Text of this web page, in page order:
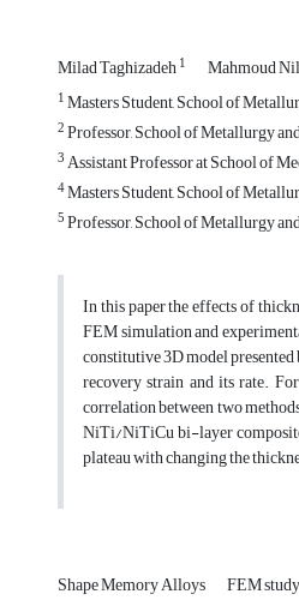
Milad Taghizadeh1 Mahmoud
1Masters Student, School of
2Professor, School of Metallurgy
3Assistant Professor at School of
4Masters Student, School of
5Professor, School of Metallurgy
In this paper the effects of
FEM simulation and
constitutive 3D model
recovery strain and its rate.
correlation between two
NiTi/NiTiCu bi-layer composite
plateau with changing the
Shape Memory Alloys FEM study